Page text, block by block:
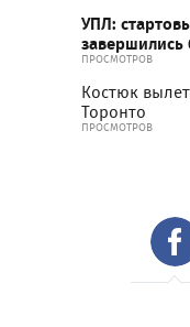
УПЛ:
завершились
ПРОСМОТРОВ
Костюк
Торонто
ПРОСМОТРОВ